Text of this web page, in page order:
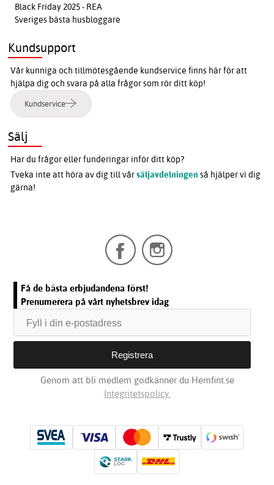
Black Friday 2025 - REA
Sveriges bästa husbloggare
Kundsupport
Vår kunniga och tillmötesgående kundservice finns här för att
hjälpa dig och svara på alla frågor som rör ditt köp!
Kundservice
Sälj
Har du frågor eller funderingar inför ditt köp?
Tveka inte att höra av dig till vårsäljavdelningen så hjälper vi dig
gärna!
Få de bästa erbjudandena först!
Prenumerera på vårt nyhetsbrev idag
Genom att bli medlem godkänner du Hemfint.se
Integritetspolicy.